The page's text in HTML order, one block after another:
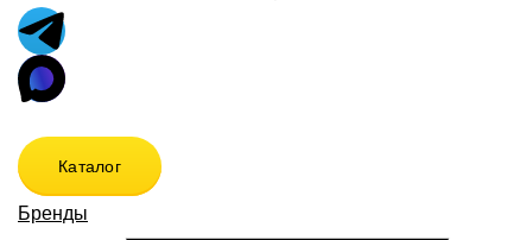
Каталог
Бренды